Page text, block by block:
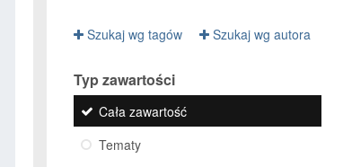
Szukaj wg tagów Szukaj wg autora
Typ zawartości
Cała zawartość
Tematy